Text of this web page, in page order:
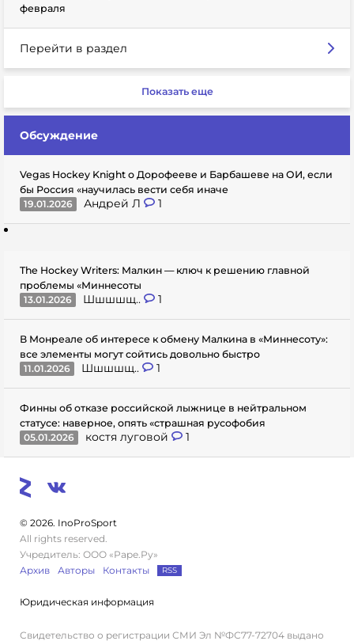
февраля
Перейти в раздел
Показать еще
Обсуждение
Vegas Hockey Knight о Дорофееве и Барбашеве на ОИ, если
бы Россия «научилась вести себя иначе
19.01.2026
Андрей Л 1
The Hockey Writers: Малкин — ключ к решению главной
проблемы «Миннесоты
13.01.2026
Шшшшщ.. 1
В Монреале об интересе к обмену Малкина в «Миннесоту»:
все элементы могут сойтись довольно быстро
11.01.2026
Шшшшщ.. 1
Финны об отказе российской лыжнице в нейтральном
статусе: наверное, опять «страшная русофобия
05.01.2026
костя луговой 1
© 2026. InoProSport
All rights reserved.
Учредитель: ООО «Раре.Ру»
Архив
Авторы Контакты RSS
Юридическая информация
Свидетельство о регистрации СМИ Эл №ФС77-72704 выдано